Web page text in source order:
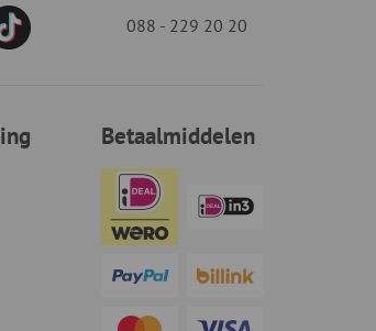
088 - 229 20 20
Betaalmiddelen